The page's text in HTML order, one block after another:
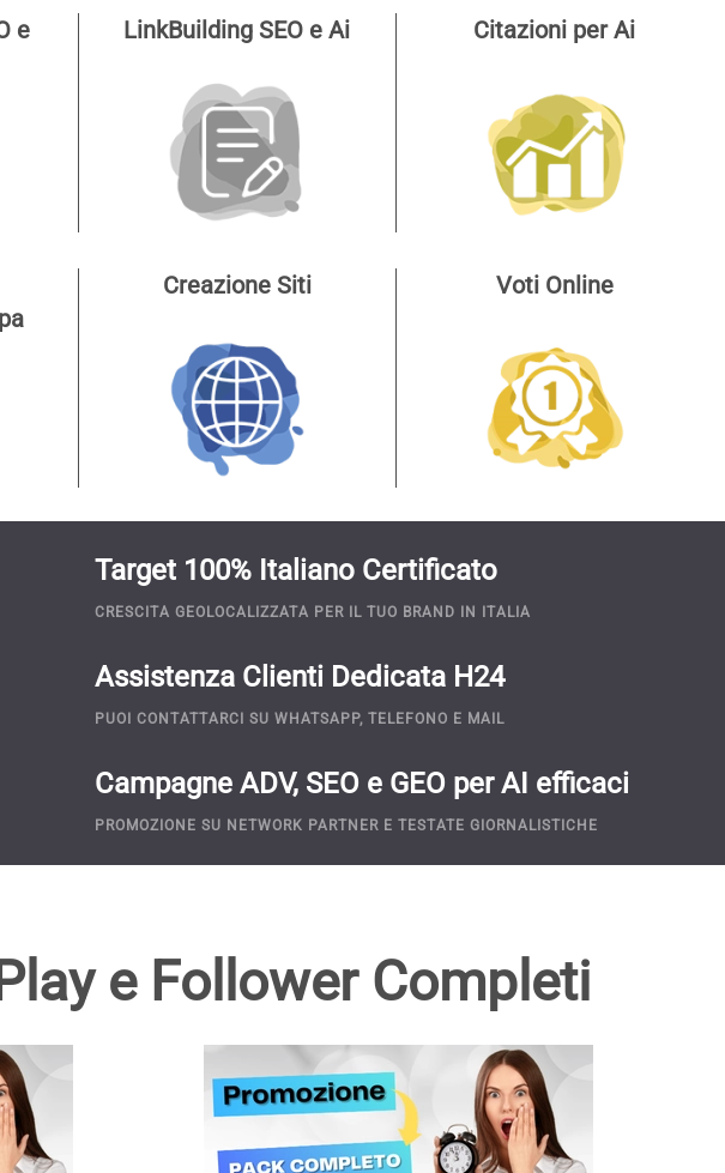
e
LinkBuilding SEO e Ai Citazioni per Ai
Creazione Siti Voti Online
Target 100% Italiano Certificato
CRESCITA GEOLOCALIZZATA PER IL TUO BRAND IN ITALIA
Assistenza Clienti Dedicata H24
PUOI CONTATTARCI SU WHATSAPP, TELEFONO E MAIL
Campagne ADV, SEO e GEO per AI efficaci
PROMOZIONE SU NETWORK PARTNER E TESTATE GIORNALISTICHE
e Follower Completi